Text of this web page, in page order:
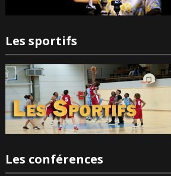
Les sportifs
Les conférences